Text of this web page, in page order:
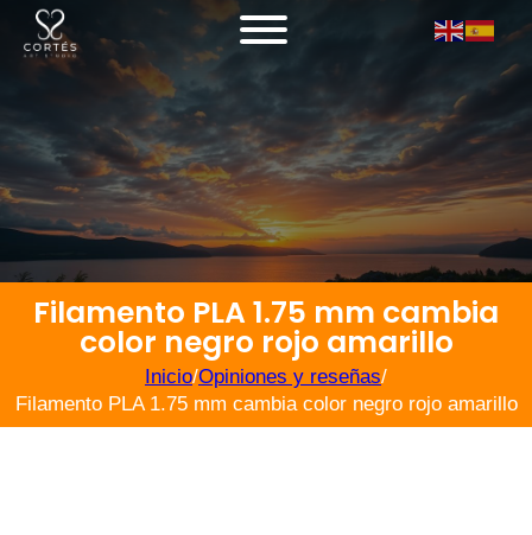
Filamento PLA 1.75 mm cambia
color negro rojo amarillo
Inicio/Opiniones y reseñas/
Filamento PLA 1.75 mm cambia color negro rojo amarillo